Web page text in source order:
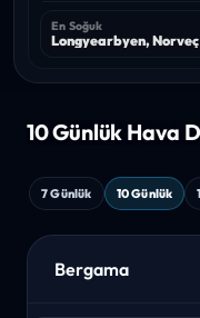
En Soğuk
Longyearbyen, Norveç
10 Günlük Hava
7 Günlük 10 Günlük
Bergama